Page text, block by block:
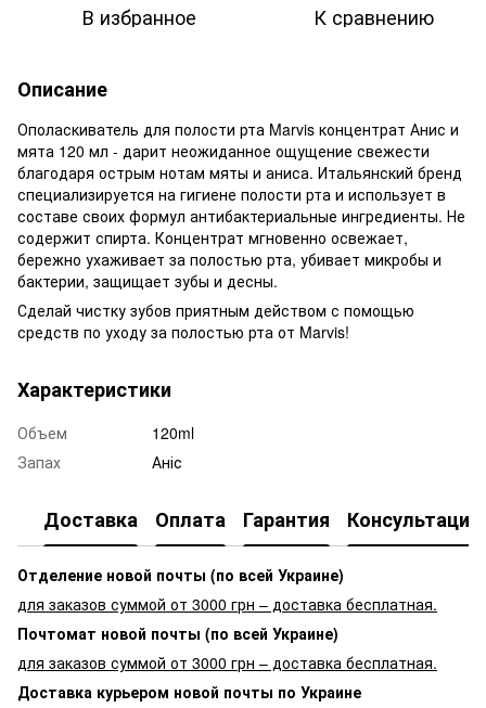
В избранное К сравнению
Описание
Ополаскиватель для полости рта Marvis концентрат Анис и
мята 120 мл - дарит неожиданное ощущение свежести
благодаря острым нотам мяты и аниса. Итальянский бренд
специализируется на гигиене полости рта и использует в
составе своих формул антибактериальные ингредиенты. Не
содержит спирта. Концентрат мгновенно освежает,
бережно ухаживает за полостью рта, убивает микробы и
бактерии, защищает зубы и десны.
Сделай чистку зубов приятным действом с помощью
средств по уходу за полостью рта от Marvis!
Характеристики
Объем
120ml
Запах
Аніс
Доставка Оплата Гарантия Консультация
Отделение новой почты (по всей Украине)
для заказов суммой от 3000 грн – доставка бесплатная.
Почтомат новой почты (по всей Украине)
для заказов суммой от 3000 грн – доставка бесплатная.
Доставка курьером новой почты по Украине